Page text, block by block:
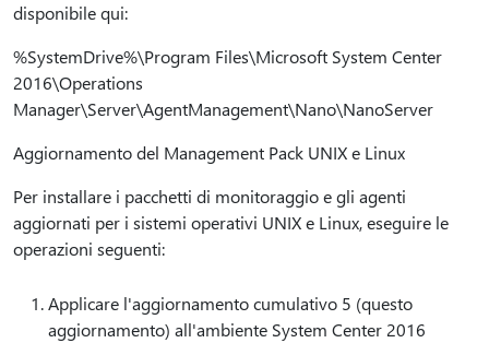
disponibile qui:
%SystemDrive%\Program Files\Microsoft System Center
2016\Operations
Manager\Server\AgentManagement\Nano\NanoServer
Aggiornamento del Management Pack UNIX e Linux
Per installare i pacchetti di monitoraggio e gli agenti
aggiornati per i sistemi operativi UNIX e Linux, eseguire le
operazioni seguenti:
Applicare l'aggiornamento cumulativo 5 (questo
aggiornamento) all'ambiente System Center 2016